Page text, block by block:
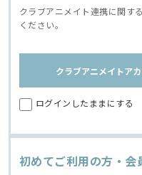
クラブアニメイト連携に関す
ください。
クラブアニメイトア
ログインしたままにする
初めてご利用の方・会